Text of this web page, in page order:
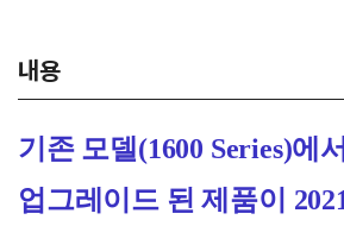
내용
기존 모델(1600 Series)에
업그레이드 된 제품이